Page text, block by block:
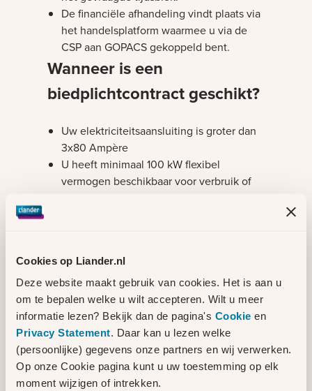
Cookies op Liander.nl
Deze website maakt gebruik van cookies. Het is aan u
om te bepalen welke u wilt accepteren. Wilt u meer
informatie lezen? Bekijk dan de pagina's Cookie en
Privacy Statement. Daar kan u lezen welke
(persoonlijke) gegevens onze partners en wij verwerken.
Op onze Cookie pagina kunt u uw toestemming op elk
moment wijzigen of intrekken.
De financiële afhandeling vindt plaats via
het handelsplatform waarmee u via de
CSP aan GOPACS gekoppeld bent.
Wanneer is een
biedplichtcontract geschikt?
Uw elektriciteitsaansluiting is groter dan
3x80 Ampère
U heeft minimaal 100 kW flexibel
vermogen beschikbaar voor verbruik of
bent vertegenwoordigd door een CSP.
U zit binnen een congestiegebied.
Controleer hierde capaciteit in uw
gebied. Het biedplichtcontract blijft van
kracht totdat netuitbreiding in uw gebied
is voltooid.
In de praktijk